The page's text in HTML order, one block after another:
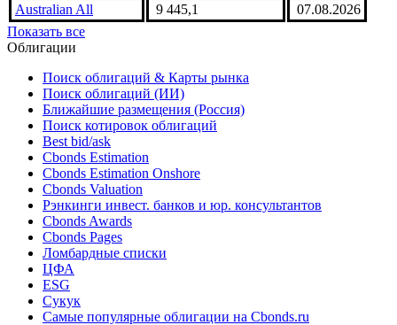
Australian All
9 445,1
07.08.2026
Показать все
Облигации
Поиск облигаций & Карты рынка
Поиск облигаций (ИИ)
Ближайшие размещения (Россия)
Поиск котировок облигаций
Best bid/ask
Cbonds Estimation
Cbonds Estimation Onshore
Cbonds Valuation
Рэнкинги инвест. банков и юр. консультантов
Cbonds Awards
Cbonds Pages
Ломбардные списки
ЦФА
ESG
Сукук
Самые популярные облигации на Cbonds.ru